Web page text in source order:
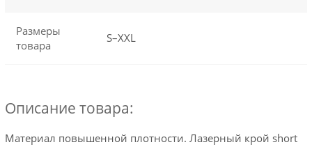
Размеры
товара
S–XXL
Описание товара:
Материал повышенной плотности. Лазерный крой short